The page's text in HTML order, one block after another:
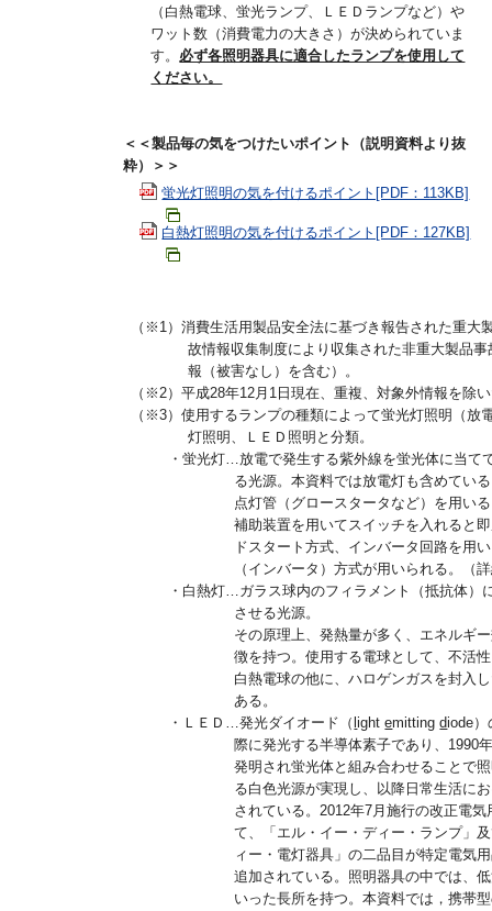
（白熱電球、蛍光ランプ、ＬＥＤランプなど）や
ワット数（消費電力の大きさ）が決められていま
す。 必ず各照明器具に適合したランプを使用して
ください。
＜＜製品毎の気をつけたいポイント（説明資料より抜
粋）＞＞
蛍光灯照明の気を付けるポイント[PDF：113KB]
白熱灯照明の気を付けるポイント[PDF：127KB]
（※1）消費生活用製品安全法に基づき報告された重大
故情報収集制度により収集された非重大製品
報（被害なし）を含む）。
（※2）平成28年12月1日現在、重複、対象外情報を除
（※3）使用するランプの種類によって蛍光灯照明（放
灯照明、ＬＥＤ照明と分類。
・蛍光灯…放電で発生する紫外線を蛍光体に当て
る光源。本資料では放電灯も含めてい
点灯管（グロースタータなど）を用い
補助装置を用いてスイッチを入れると
ドスタート方式、インバータ回路を用
（インバータ）方式が用いられる。（
・白熱灯…ガラス球内のフィラメント（抵抗体）
させる光源。
その原理上、発熱量が多く、エネルギ
徴を持つ。使用する電球として、不活
白熱電球の他に、ハロゲンガスを封入
ある。
・ＬＥＤ…発光ダイオード（ lightemittingdiode）
際に発光する半導体素子であり、1990
発明され蛍光体と組み合わせることで
る白色光源が実現し、以降日常生活に
されている。2012年7月施行の改正電
て、「エル・イー・ディー・ランプ」
ィー・電灯器具」の二品目が特定電気
追加されている。照明器具の中では、
いった長所を持つ。本資料では，携帯